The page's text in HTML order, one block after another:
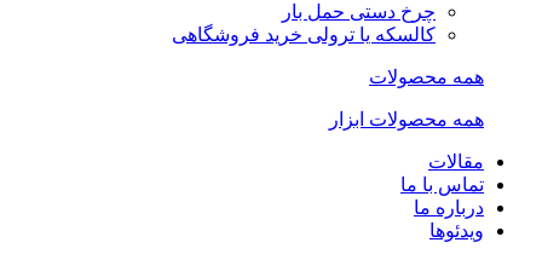
چرخ دستی حمل بار
کالسکه یا ترولی خرید فروشگاهی
همه محصولات
همه محصولات ابزار
مقالات
تماس با ما
درباره ما
ویدئوها